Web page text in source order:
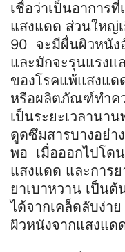
เชื่อว่าเป็นอาการ
แสงแดด ส่วนใหญ่
90 จะมีผื่นผิวหนัง
และมักจะรุนแรงแ
ของโรคแพ้แสงแด
หรือผลิตภัณฑ์ทำค
เป็นระยะเวลานา
ดูดซึมสารบางอย่า
พอ เมื่อออกไปโด
แสงแดด และการ
ยาเบาหวาน เป็น
ได้จากเคล็ดลับง่า
ผิวหนังจากแสงแด